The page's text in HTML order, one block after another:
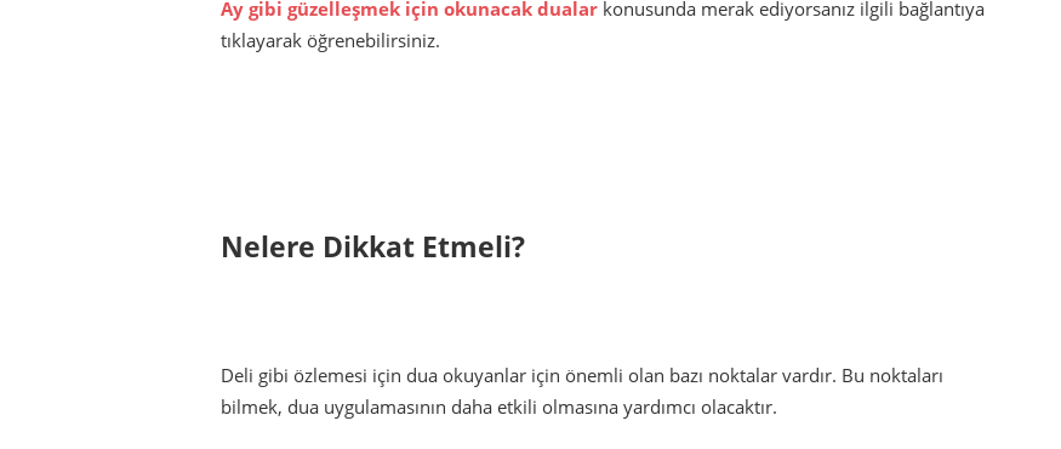
Ay gibi güzelleşmek için okunacak dualar konusunda merak ediyorsanız ilgili bağlantıya
tıklayarak öğrenebilirsiniz.
Nelere Dikkat Etmeli?
Deli gibi özlemesi için dua okuyanlar için önemli olan bazı noktalar vardır. Bu noktaları
bilmek, dua uygulamasının daha etkili olmasına yardımcı olacaktır.